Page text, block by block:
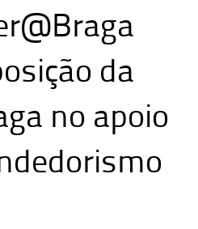
da
no apoio